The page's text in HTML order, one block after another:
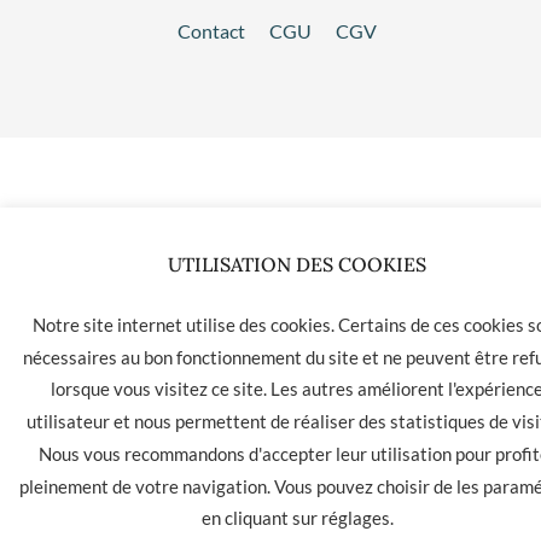
Contact CGU CGV
UTILISATION DES COOKIES
Notre site internet utilise des cookies. Certains de ces cookies
nécessaires au bon fonctionnement du site et ne peuvent être
lorsque vous visitez ce site. Les autres améliorent
utilisateur et nous permettent de réaliser des statistiques de
Nous vous recommandons d'accepter leur utilisation pour
pleinement de votre navigation. Vous pouvez choisir de les
en cliquant sur réglages.